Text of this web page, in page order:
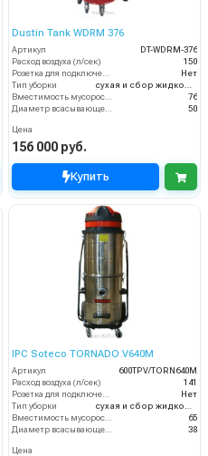
Dustin Tank WDRM 376
Артикул
DT-WDRM-376
Расход воздуха (л/сек)
150
Розетка для подключения инструмента
Нет
Тип уборки
сухая и сбор жидкостей
Вместимость мусоросборника (л)
76
Диаметр всасывающего отверстия (мм)
50
Цена
156 000 руб.
Купить
IPC Soteco TORNADO V640M
Артикул
600TPV/TORN640M
Расход воздуха (л/сек)
141
Нет
Тип уборки
65
38
Цена